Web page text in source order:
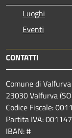
Luoghi
Eventi
CONTATTI
Comune di
23030 Valfurva
Codice Fiscale:
Partita IVA:
IBAN: #